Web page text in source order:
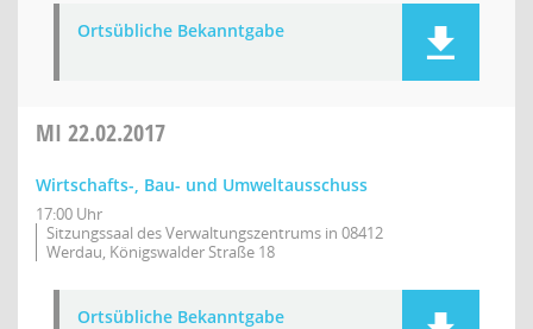
Ortsübliche Bekanntgabe
MI 22.02.2017
Wirtschafts-, Bau- und Umweltausschuss
17:00 Uhr
Sitzungssaal des Verwaltungszentrums in 08412
Werdau, Königswalder Straße 18
Ortsübliche Bekanntgabe